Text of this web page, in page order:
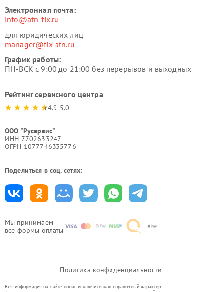
Мы принимаем
все формы оплаты
Электронная почта:
info@atn-fix.ru
для юридических лиц
manager@fix-atn.ru
График работы:
ПН-ВСК с 9:00 до 21:00 без перерывов и выходных
Рейтинг сервисного центра
4.9-5.0
ООО "Русервис"
ИНН 7702633247
ОГРН 1077746335776
Поделиться в соц. сетях:
Политика конфиденциальности
Вся информация на сайте носит исключительно справочный характер.